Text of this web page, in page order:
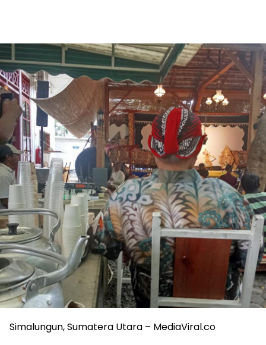
Simalungun, Sumatera Utara – MediaViral.co